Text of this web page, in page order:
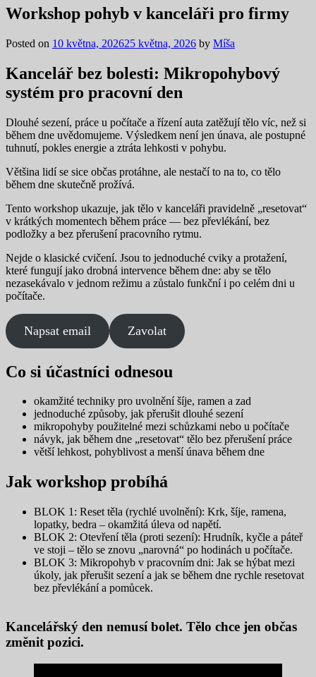
Workshop pohyb v kanceláři pro firmy
Posted on 10 května, 202625 května, 2026 by Míša
Kancelář bez bolesti: Mikropohybový
systém pro pracovní den
Dlouhé sezení, práce u počítače a řízení auta zatěžují tělo víc, než si
během dne uvědomujeme. Výsledkem není jen únava, ale postupné
tuhnutí, pokles energie a ztráta lehkosti v pohybu.
Většina lidí se sice občas protáhne, ale nestačí to na to, co tělo
během dne skutečně prožívá.
Tento workshop ukazuje, jak tělo v kanceláři pravidelně „resetovat“
v krátkých momentech během práce — bez převlékání, bez
podložky a bez přerušení pracovního rytmu.
Nejde o klasické cvičení. Jsou to jednoduché cviky a protažení,
které fungují jako drobná intervence během dne: aby se tělo
nezasekávalo v jednom režimu a zůstalo funkční i po celém dni u
počítače.
Napsat email Zavolat
Co si účastníci odnesou
okamžité techniky pro uvolnění šíje, ramen a zad
jednoduché způsoby, jak přerušit dlouhé sezení
mikropohyby použitelné mezi schůzkami nebo u počítače
návyk, jak během dne „resetovat“ tělo bez přerušení práce
větší lehkost, pohyblivost a menší únava během dne
Jak workshop probíhá
BLOK 1: Reset těla (rychlé uvolnění): Krk, šíje, ramena,
lopatky, bedra – okamžitá úleva od napětí.
BLOK 2: Otevření těla (proti sezení): Hrudník, kyčle a páteř
ve stoji – tělo se znovu „narovná“ po hodinách u počítače.
BLOK 3: Mikropohyb v pracovním dni: Jak se hýbat mezi
úkoly, jak přerušit sezení a jak se během dne rychle resetovat
bez převlékání a pomůcek.
Kancelářský den nemusí bolet. Tělo chce jen občas
změnit pozici.